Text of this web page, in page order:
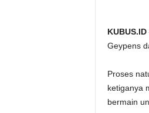
KUBUS.ID
Geypens
Proses
ketiganya
bermain